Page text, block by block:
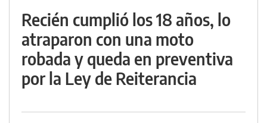
Recién cumplió los 18 años, lo
atraparon con una moto
robada y queda en preventiva
por la Ley de Reiterancia